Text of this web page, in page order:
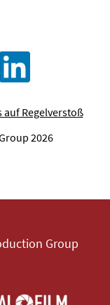
auf Regelverstoß
2026
Group